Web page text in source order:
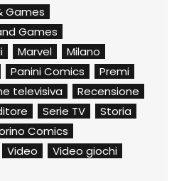
Games
Games
Marvel
Milano
Panini Comics
Premi
televisiva
Recensione
Serie TV
Storia
Comics
Video
Video giochi